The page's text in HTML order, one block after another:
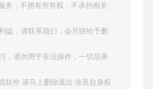
务，不拥有所有权，不承担相关
益，请联系我们，会尽快给予删
，请勿用于非法操作，一切后果
软件 请马上删除退出 涉及自身权